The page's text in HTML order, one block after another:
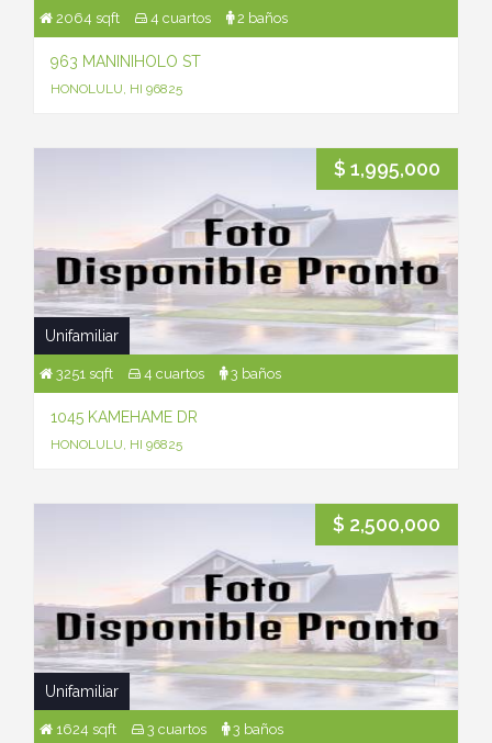
2064 sqft 4 cuartos 2 baños
963 MANINIHOLO ST
HONOLULU, HI 96825
$ 1,995,000
Unifamiliar
3251 sqft 4 cuartos 3 baños
1045 KAMEHAME DR
HONOLULU, HI 96825
$ 2,500,000
Unifamiliar
1624 sqft 3 cuartos 3 baños